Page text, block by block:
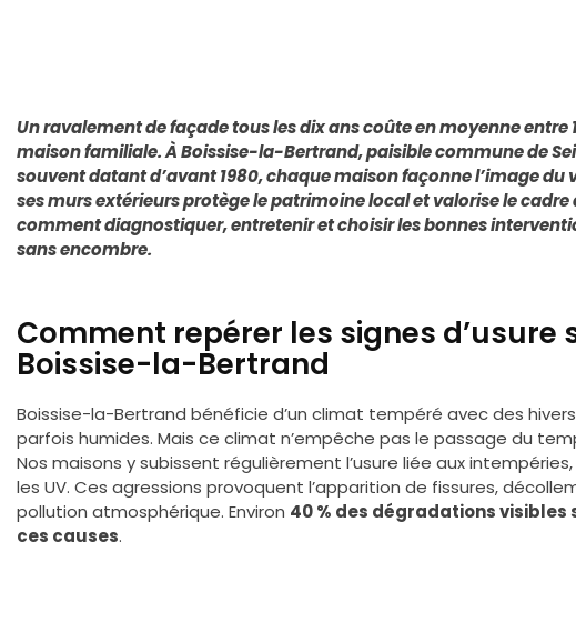
Un ravalement de façade tous les dix ans coûte en moyenne entre
maison familiale. À Boissise-la-Bertrand, paisible commune de
souvent datant d’avant 1980, chaque maison façonne l’image du
ses murs extérieurs protège le patrimoine local et valorise le cadre
comment diagnostiquer, entretenir et choisir les bonnes
sans encombre.
Comment repérer les signes d’usure
Boissise-la-Bertrand
Boissise-la-Bertrand bénéficie d’un climat tempéré avec des
parfois humides. Mais ce climat n’empêche pas le passage du
Nos maisons y subissent régulièrement l’usure liée aux
les UV. Ces agressions provoquent l’apparition de fissures,
pollution atmosphérique. Environ 40 % des dégradations
ces causes.